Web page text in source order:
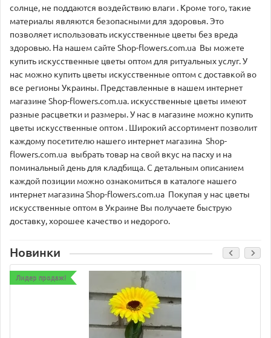
солнце, не поддаются воздействию влаги . Кроме того, такие
материалы являются безопасными для здоровья. Это
позволяет использовать искусственные цветы без вреда
здоровью. На нашем сайте Shop-flowers.com.ua Вы можете
купить искусственные цветы оптом для ритуальных услуг. У
нас можно купить цветы искусственные оптом с доставкой во
все регионы Украины. Представленные в нашем интернет
магазине Shop-flowers.com.ua. искусственные цветы имеют
разные расцветки и размеры. У нас в магазине можно купить
цветы искусственные оптом . Широкий ассортимент позволит
каждому посетителю нашего интернет магазина Shop-
flowers.com.ua выбрать товар на свой вкус на пасху и на
поминальный день для кладбища. С детальным описанием
каждой позиции можно ознакомиться в каталоге нашего
интернет магазина Shop-flowers.com.ua Покупая у нас цветы
искусственные оптом в Украине Вы получаете быструю
доставку, хорошее качество и недорого.
Новинки
Лидер продаж!